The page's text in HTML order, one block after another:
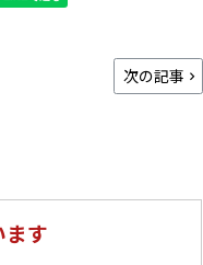
次の記事
ます